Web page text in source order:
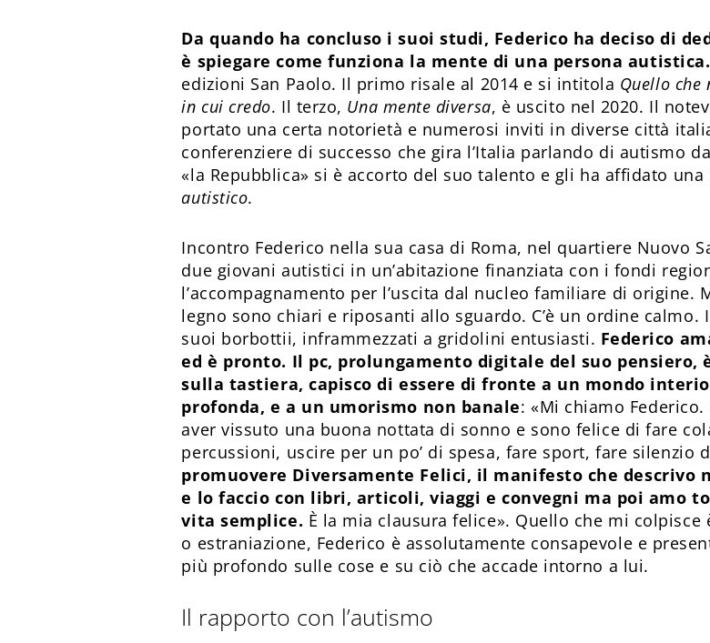
Da quando ha concluso i suoi studi, Federico ha deciso di
è spiegare come funziona la mente di una persona autistica.
edizioni San Paolo. Il primo risale al 2014 e si intitola Quello
in cui credo. Il terzo, Una mente diversa, è uscito nel 2020. Il
portato una certa notorietà e numerosi inviti in diverse città
conferenziere di successo che gira l’Italia parlando di autismo
«la Repubblica» si è accorto del suo talento e gli ha affidato
autistico.
Incontro Federico nella sua casa di Roma, nel quartiere Nuovo
due giovani autistici in un’abitazione finanziata con i fondi
l’accompagnamento per l’uscita dal nucleo familiare di origine.
legno sono chiari e riposanti allo sguardo. C’è un ordine
suoi borbottii, inframmezzati a gridolini entusiasti. Federico
ed è pronto. Il pc, prolungamento digitale del suo pensiero,
sulla tastiera, capisco di essere di fronte a un mondo
profonda, e a un umorismo non banale: «Mi chiamo
aver vissuto una buona nottata di sonno e sono felice di fare
percussioni, uscire per un po’ di spesa, fare sport, fare silenzio
promuovere Diversamente Felici, il manifesto che descrivo
e lo faccio con libri, articoli, viaggi e convegni ma poi amo
vita semplice. È la mia clausura felice». Quello che mi
o estraniazione, Federico è assolutamente consapevole e
più profondo sulle cose e su ciò che accade intorno a lui.
Il rapporto con l’autismo